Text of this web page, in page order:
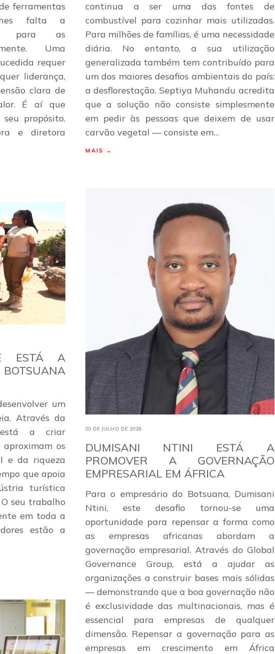
ferramentas
falta a
para as
Uma
requer
liderança,
clara de
É aí que
propósito.
e diretora
continua a ser uma das fontes de
combustível para cozinhar mais utilizadas.
Para milhões de famílias, é uma necessidade
diária. No entanto, a sua utilização
generalizada também tem contribuído para
um dos maiores desafios ambientais do país:
a desflorestação. Septiya Muhandu acredita
que a solução não consiste simplesmente
em pedir às pessoas que deixem de usar
carvão vegetal — consiste em…
MAIS →
20 DE JULHO DE 2026
DUMISANI NTINI ESTÁ A
PROMOVER A GOVERNAÇÃO
EMPRESARIAL EM ÁFRICA
Para o empresário do Botsuana, Dumisani
Ntini, este desafio tornou-se uma
oportunidade para repensar a forma como
as empresas africanas abordam a
governação empresarial. Através do Global
Governance Group, está a ajudar as
organizações a construir bases mais sólidas
— demonstrando que a boa governação não
é exclusividade das multinacionais, mas é
essencial para empresas de qualquer
dimensão. Repensar a governação para as
empresas em crescimento em África
ESTÁ A
um
Através da
a criar
os
e da riqueza
que apoia
turística
seu trabalho
em toda a
estão a